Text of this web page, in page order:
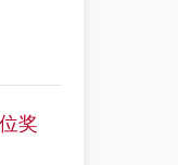
奖